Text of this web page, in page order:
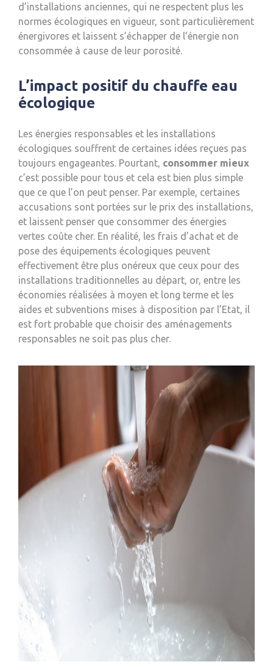
d’installations anciennes, qui ne respectent plus les
normes écologiques en vigueur, sont particulièrement
énergivores et laissent s’échapper de l’énergie non
consommée à cause de leur porosité.
L’impact positif du chauffe eau
écologique
Les énergies responsables et les installations
écologiques souffrent de certaines idées reçues pas
toujours engageantes. Pourtant, consommer mieux
c’est possible pour tous et cela est bien plus simple
que ce que l’on peut penser. Par exemple, certaines
accusations sont portées sur le prix des installations,
et laissent penser que consommer des énergies
vertes coûte cher. En réalité, les frais d’achat et de
pose des équipements écologiques peuvent
effectivement être plus onéreux que ceux pour des
installations traditionnelles au départ, or, entre les
économies réalisées à moyen et long terme et les
aides et subventions mises à disposition par l’Etat, il
est fort probable que choisir des aménagements
responsables ne soit pas plus cher.